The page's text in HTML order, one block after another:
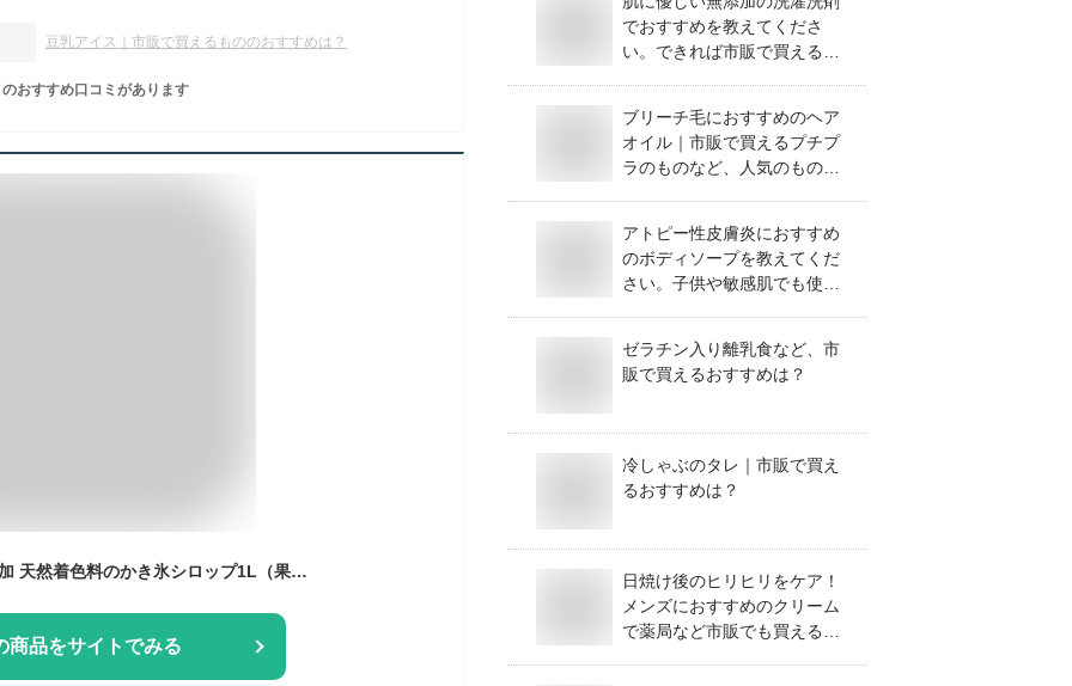
豆乳アイス｜市販で買えるもののおすすめは？
のおすすめ口コミがあります
かき氷 シロップ 無添加 天然着色料のかき氷シロップ1L（果汁入り・保存料不使用）業務用 桃 / マンゴー / 日向夏 / イチゴ / メロン / ブルー / グレープ 果汁たっぷり 合成着色料 不使用の自然派シロップ 天然色素 果汁入り 夏祭り 納涼祭 露店 屋台 文化祭 学園祭 縁日
商品をサイトでみる
でおすすめを教えてくださ
い。できれば市販で買えるも
ブリーチ毛におすすめのヘア
オイル｜市販で買えるプチプ
ラのものなど、人気のものを
アトピー性皮膚炎におすすめ
のボディソープを教えてくだ
さい。子供や敏感肌でも使え
ますか？
ゼラチン入り離乳食など、市
販で買えるおすすめは？
冷しゃぶのタレ｜市販で買え
るおすすめは？
日焼け後のヒリヒリをケア！
メンズにおすすめのクリーム
で薬局など市販でも買えるも